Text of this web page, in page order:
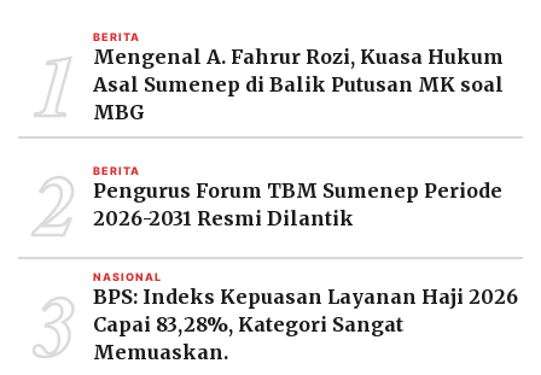
PRAMUDITA
Resolusi.co
2026
RESOLUSI
PRAMUDITA
1 BERITA
Mengenal A. Fahrur Rozi, Kuasa Hukum
Asal Sumenep di Balik Putusan MK soal
MBG
2 BERITA
Pengurus Forum TBM Sumenep Periode
2026-2031 Resmi Dilantik
3 NASIONAL
BPS: Indeks Kepuasan Layanan Haji 2026
Capai 83,28%, Kategori Sangat
Memuaskan.